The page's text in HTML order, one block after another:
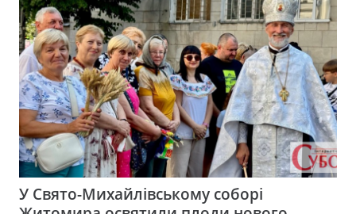
У Свято-Михайлівському соборі